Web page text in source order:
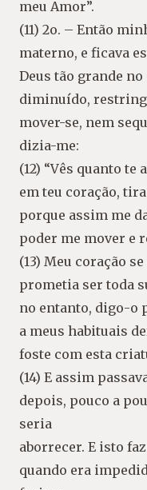
meu Amor”.
(11) 2o. – Então
materno, e ficava
Deus tão grande
diminuído,
mover-se, nem
dizia-me:
(12) “Vês quanto te
em teu coração,
porque assim me
poder me mover e
(13) Meu coração
prometia ser toda
no entanto, digo-o
a meus habituais
foste com esta
(14) E assim
depois, pouco a
seria
aborrecer. E isto
quando era